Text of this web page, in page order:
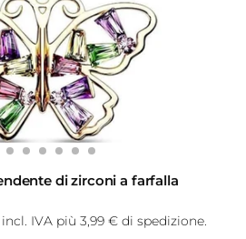
di zirconi a farfalla
incl. IVA più 3,99 € di spedizione.